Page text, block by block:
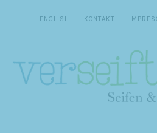
ENGLISH KONTAKT